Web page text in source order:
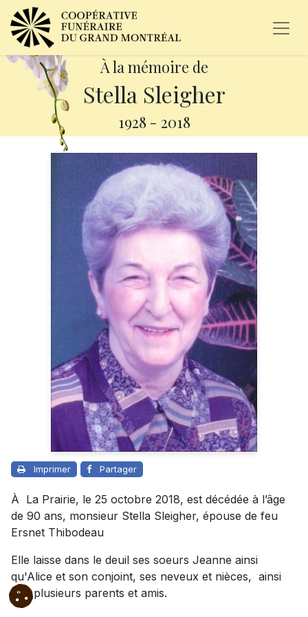
À la mémoire de
Stella Sleigher
1928 - 2018
Imprimer Partager
À La Prairie, le 25 octobre 2018, est décédée à l’âge
de 90 ans, monsieur Stella Sleigher, épouse de feu
Ersnet Thibodeau
Elle laisse dans le deuil ses soeurs Jeanne ainsi
qu'Alice et son conjoint, ses neveux et nièces, ainsi
que plusieurs parents et amis.